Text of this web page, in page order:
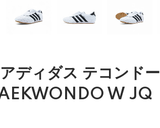
ディダス テコンドー
W JQ